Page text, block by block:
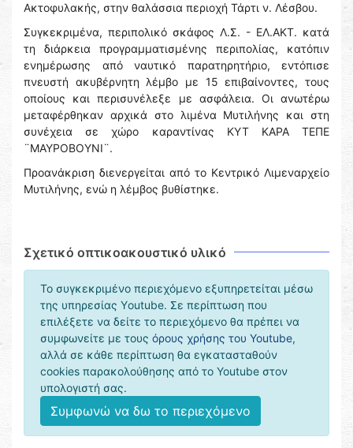
Ακτοφυλακής, στην θαλάσσια περιοχή Τάρτι ν. Λέσβου.
Συγκεκριμένα, περιπολικό σκάφος Λ.Σ. - ΕΛ.ΑΚΤ. κατά
τη διάρκεια προγραμματισμένης περιπολίας, κατόπιν
ενημέρωσης από ναυτικό παρατηρητήριο, εντόπισε
πνευστή ακυβέρνητη λέμβο με 15 επιβαίνοντες, τους
οποίους και περισυνέλεξε με ασφάλεια. Οι ανωτέρω
μεταφέρθηκαν αρχικά στο λιμένα Μυτιλήνης και στη
συνέχεια σε χώρο καραντίνας ΚΥΤ ΚΑΡΑ ΤΕΠΕ
¨ΜΑΥΡΟΒΟΥΝΙ¨.
Προανάκριση διενεργείται από το Κεντρικό Λιμεναρχείο
Μυτιλήνης, ενώ η λέμβος βυθίστηκε.
Σχετικό οπτικοακουστικό υλικό
Το συγκεκριμένο περιεχόμενο εξυπηρετείται μέσω
της υπηρεσίας Υoutube. Σε περίπτωση που
επιλέξετε να δείτε το περιεχόμενο θα πρέπει να
συμφωνείτε με τους όρους χρήσης του Youtube,
αλλά σε κάθε περίπτωση θα εγκατασταθούν
cookies παρακολούθησης από το Youtube στον
υπολογιστή σας.
Συμφωνώ να δω το περιεχόμενο